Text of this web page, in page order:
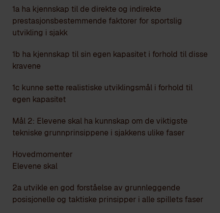
1a ha kjennskap til de direkte og indirekte
prestasjonsbestemmende faktorer for sportslig
utvikling i sjakk
1b ha kjennskap til sin egen kapasitet i forhold til disse
kravene
1c kunne sette realistiske utviklingsmål i forhold til
egen kapasitet
Mål 2: Elevene skal ha kunnskap om de viktigste
tekniske grunnprinsippene i sjakkens ulike faser
Hovedmomenter
Elevene skal
2a utvikle en god forståelse av grunnleggende
posisjonelle og taktiske prinsipper i alle spillets faser